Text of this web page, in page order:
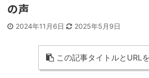
の声
2024年11月6日 2025年5月9日
この記事タイトルとURL